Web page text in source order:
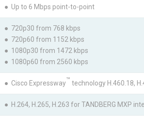
● Up to 6 Mbps point-to-point
● 720p30 from 768 kbps
● 720p60 from 1152 kbps
● 1080p30 from 1472 kbps
● 1080p60 from 2560 kbps
● Cisco Expressway™ technology H.460.18,
● H.264, H.265, H.263 for TANDBERG MXP